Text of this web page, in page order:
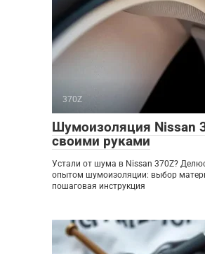
370Z
Шумоизоляция Nissan
своими руками
Устали от шума в Nissan 370Z?
опытом шумоизоляции: выбор
пошаговая инструкция